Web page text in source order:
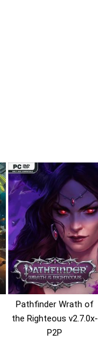
Pathfinder Wrath of
the Righteous v2.7.0x-
P2P